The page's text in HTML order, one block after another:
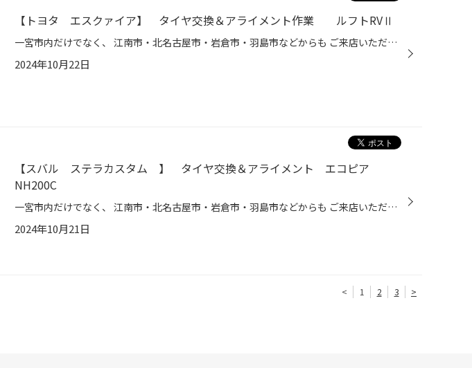
【トヨタ エスクァイア】 タイヤ交換＆アライメント作業 ルフトRVⅡ
一宮市内だけでなく、 江南市・北名古屋市・岩倉市・羽島市などからも ご来店いただきまして、ありがとうございます！ 【タイヤ館一宮アクセスMAP】↓ https://www.taiyakan.co.jp/shop/ichinomiya-b/about/access/ 本日の作業ご紹介です。 トヨタ エスクァイア タイヤ 195/65R15 ルフトRVⅡ タイヤは...
2024年10月22日
【スバル ステラカスタム 】 タイヤ交換＆アライメント エコピア
NH200C
一宮市内だけでなく、 江南市・北名古屋市・岩倉市・羽島市などからも ご来店いただきまして、ありがとうございます！ 【タイヤ館一宮アクセスMAP】↓ https://www.taiyakan.co.jp/shop/ichinomiya-b/about/access/ 本日の作業ご紹介です。 スバル ステラカスタム タイヤ 165/55R15 エコピア NH200C...
2024年10月21日
< 1 2 3 >